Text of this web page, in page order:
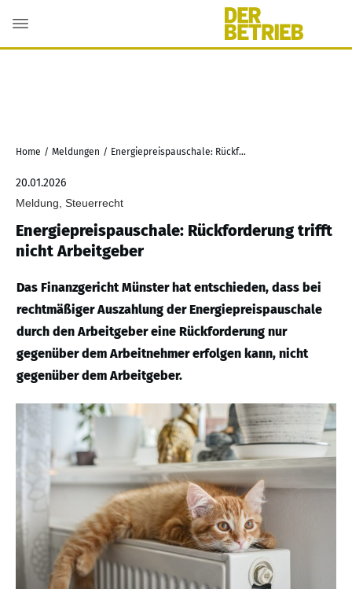
Home / Meldungen / Energiepreispauschale: Rückforderung trifft nicht Arbeitgeber
20.01.2026
Meldung, Steuerrecht
Energiepreispauschale: Rückforderung trifft
nicht Arbeitgeber
Das Finanzgericht Münster hat entschieden, dass bei
rechtmäßiger Auszahlung der Energiepreispauschale
durch den Arbeitgeber eine Rückforderung nur
gegenüber dem Arbeitnehmer erfolgen kann, nicht
gegenüber dem Arbeitgeber.